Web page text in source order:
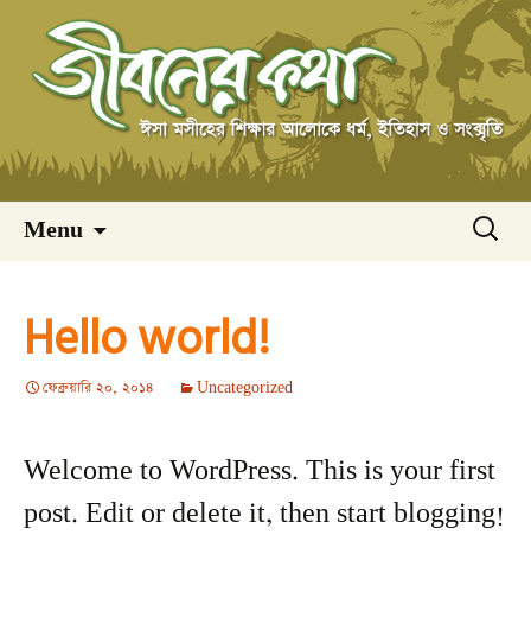
Menu
Skip
to
Hello world!
ফেব্রুয়ারি 20, 2014 Uncategorized
Welcome to WordPress. This is your first
post. Edit or delete it, then start blogging!